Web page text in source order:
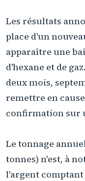
Les résultats
place d'un
apparaître une
d'hexane et de
deux mois,
remettre en
confirmation sur
Le tonnage
tonnes) n'est, à
l'argent comptant